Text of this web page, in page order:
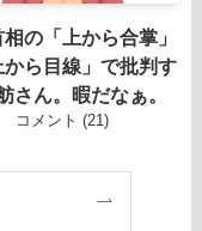
の「上から合掌」
から目線」で批判す
さん。暇だなぁ。
コメント (21)